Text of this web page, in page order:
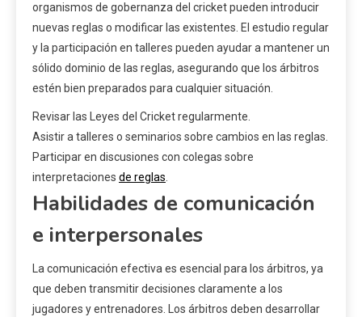
organismos de gobernanza del cricket pueden introducir
nuevas reglas o modificar las existentes. El estudio regular
y la participación en talleres pueden ayudar a mantener un
sólido dominio de las reglas, asegurando que los árbitros
estén bien preparados para cualquier situación.
Revisar las Leyes del Cricket regularmente.
Asistir a talleres o seminarios sobre cambios en las reglas.
Participar en discusiones con colegas sobre
interpretaciones de reglas.
Habilidades de comunicación
e interpersonales
La comunicación efectiva es esencial para los árbitros, ya
que deben transmitir decisiones claramente a los
jugadores y entrenadores. Los árbitros deben desarrollar